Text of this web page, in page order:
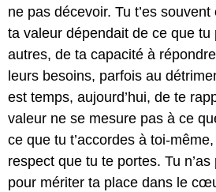
ne pas décevoir. Tu t’es
ta valeur dépendait de ce que tu
autres, de ta capacité à
leurs besoins, parfois au
est temps, aujourd’hui, de te
valeur ne se mesure pas à ce
ce que tu t’accordes à toi-
respect que tu te portes. Tu
pour mériter ta place dans le